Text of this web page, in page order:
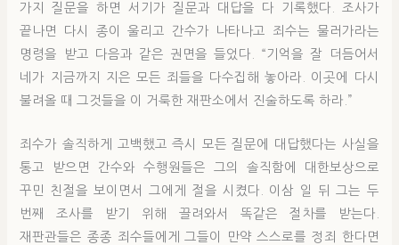
가지 질문을 하면 서기가 질문과 대답을 다 기록했다. 조사가
끝나면 다시 종이 울리고 간수가 나타나고 죄수는 물러가라는
명령을 받고 다음과 같은 권면을 들었다. “기억을 잘 더듬어서
네가 지금까지 지은 모든 죄들을 다수집해 놓아라. 이곳에 다시
불려올 때 그것들을 이 거룩한 재판소에서 진술하도록 하라.”
죄수가 솔직하게 고백했고 즉시 모든 질문에 대답했다는 사실을
통고 받으면 간수와 수행원들은 그의 솔직함에 대한보상으로
꾸민 친절을 보이면서 그에게 절을 시켰다. 이삼 일 뒤 그는 두
번째 조사를 받기 위해 끌려와서 똑같은 절차를 받는다.
재판관들은 종종 죄수들에게 그들이 만약 스스로를 정죄 한다면